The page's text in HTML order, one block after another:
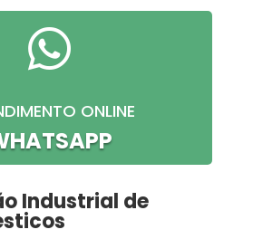

ONLINE
Industrial de